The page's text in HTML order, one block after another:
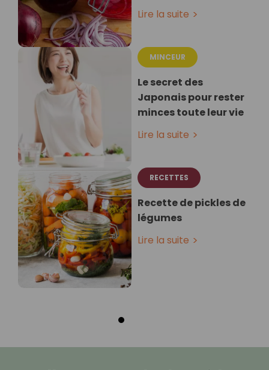
Lire la suite
MINCEUR
Le secret des
Japonais pour rester
minces toute leur vie
Lire la suite
RECETTES
Recette de pickles de
légumes
Lire la suite